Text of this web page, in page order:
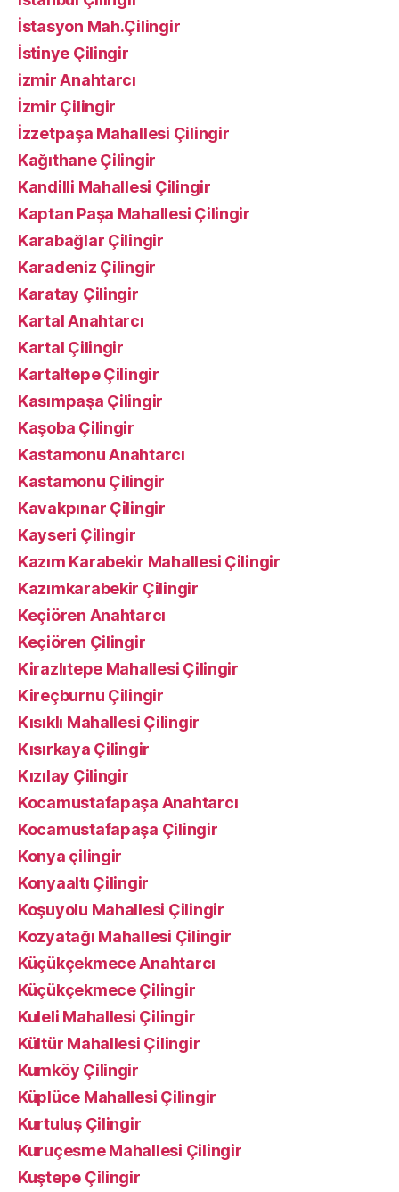
İstasyon Mah.Çilingir
İstinye Çilingir
izmir Anahtarcı
İzmir Çilingir
İzzetpaşa Mahallesi Çilingir
Kağıthane Çilingir
Kandilli Mahallesi Çilingir
Kaptan Paşa Mahallesi Çilingir
Karabağlar Çilingir
Karadeniz Çilingir
Karatay Çilingir
Kartal Anahtarcı
Kartal Çilingir
Kartaltepe Çilingir
Kasımpaşa Çilingir
Kaşoba Çilingir
Kastamonu Anahtarcı
Kastamonu Çilingir
Kavakpınar Çilingir
Kayseri Çilingir
Kazım Karabekir Mahallesi Çilingir
Kazımkarabekir Çilingir
Keçiören Anahtarcı
Keçiören Çilingir
Kirazlıtepe Mahallesi Çilingir
Kireçburnu Çilingir
Kısıklı Mahallesi Çilingir
Kısırkaya Çilingir
Kızılay Çilingir
Kocamustafapaşa Anahtarcı
Kocamustafapaşa Çilingir
Konya çilingir
Konyaaltı Çilingir
Koşuyolu Mahallesi Çilingir
Kozyatağı Mahallesi Çilingir
Küçükçekmece Anahtarcı
Küçükçekmece Çilingir
Kuleli Mahallesi Çilingir
Kültür Mahallesi Çilingir
Kumköy Çilingir
Küplüce Mahallesi Çilingir
Kurtuluş Çilingir
Kuruçesme Mahallesi Çilingir
Kuştepe Çilingir